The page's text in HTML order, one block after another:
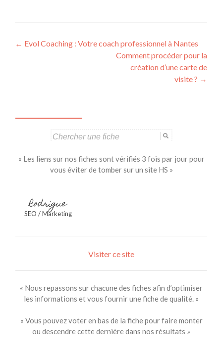
Navigation
← Evol Coaching : Votre coach professionnel à Nantes
Comment procéder pour la
création d’une carte de
visite ? →
« Les liens sur nos fiches sont vérifiés 3 fois par jour pour
vous éviter de tomber sur un site HS »
Rodrigue
SEO / Marketing
Visiter ce site
« Nous repassons sur chacune des fiches afin d’optimiser
les informations et vous fournir une fiche de qualité. »
« Vous pouvez voter en bas de la fiche pour faire monter
ou descendre cette dernière dans nos résultats »